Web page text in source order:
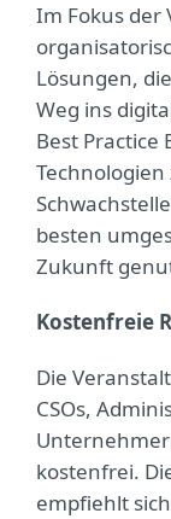
Im Fokus der
Lösungen,
Weg ins
Best
besten
Zukunft
Kostenfreie
Die
CSOs,
kostenfrei.
empfiehlt sich